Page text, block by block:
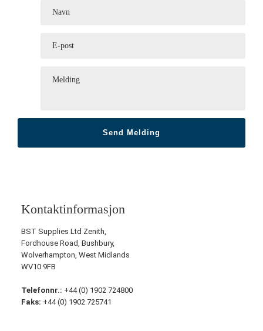
Kontaktinformasjon
BST Supplies Ltd Zenith,
Fordhouse Road, Bushbury,
Wolverhampton, West Midlands
WV10 9FB
Telefonnr.: +44 (0) 1902 724800
Faks: +44 (0) 1902 725741